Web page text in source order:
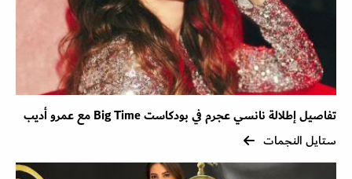
تفاصيل إطلالة نانسي عجرم في بودكاست Big Time مع عمرو أديب
ستايل النجمات